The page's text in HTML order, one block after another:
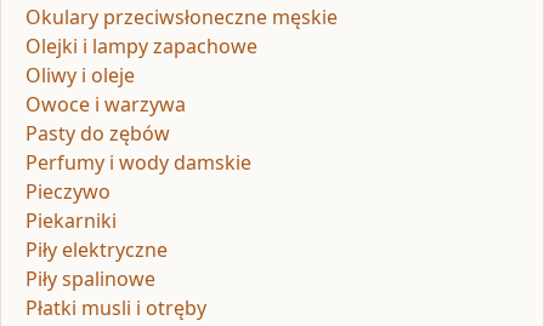
Okulary przeciwsłoneczne męskie
Olejki i lampy zapachowe
Oliwy i oleje
Owoce i warzywa
Pasty do zębów
Perfumy i wody damskie
Pieczywo
Piekarniki
Piły elektryczne
Piły spalinowe
Płatki musli i otręby